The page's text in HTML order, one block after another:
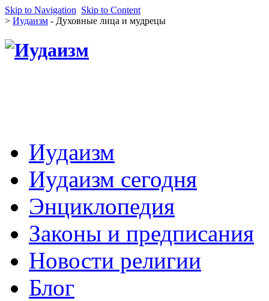
Skip to Navigation Skip to Content
> Иудаизм - Духовные лица и мудрецы
Иудаизм
Иудаизм сегодня
Энциклопедия
Законы и предписания
Новости религии
Блог